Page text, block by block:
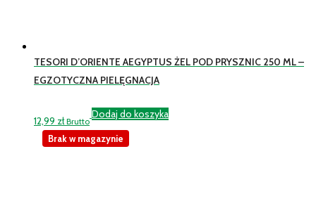
TESORI D’ORIENTE AEGYPTUS ŻEL POD PRYSZNIC 250 ML –
EGZOTYCZNA PIELĘGNACJA
12,99 zł Brutto
Dodaj do koszyka
Brak w magazynie